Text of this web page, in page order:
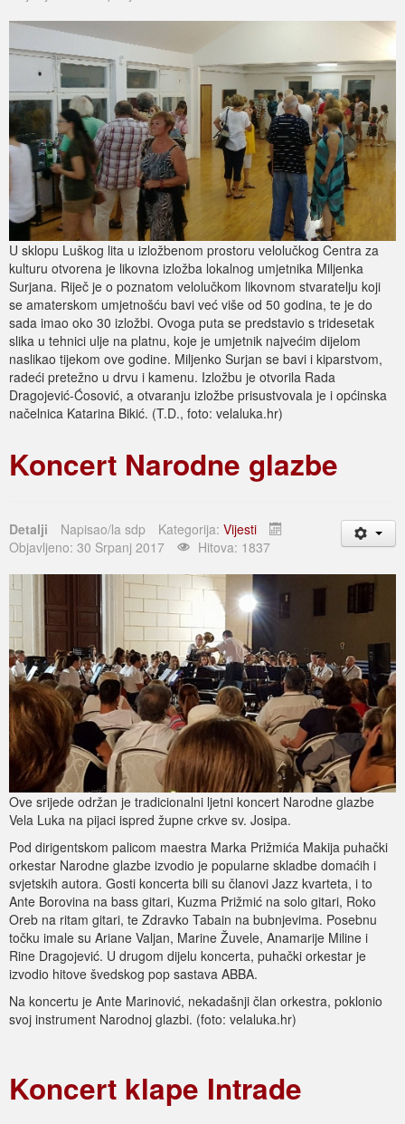
U sklopu Luškog lita u izložbenom prostoru velolučkog Centra za
kulturu otvorena je likovna izložba lokalnog umjetnika Miljenka
Surjana. Riječ je o poznatom velolučkom likovnom stvaratelju koji
se amaterskom umjetnošću bavi već više od 50 godina, te je do
sada imao oko 30 izložbi. Ovoga puta se predstavio s tridesetak
slika u tehnici ulje na platnu, koje je umjetnik najvećim dijelom
naslikao tijekom ove godine. Miljenko Surjan se bavi i kiparstvom,
radeći pretežno u drvu i kamenu. Izložbu je otvorila Rada
Dragojević-Ćosović, a otvaranju izložbe prisustvovala je i općinska
načelnica Katarina Bikić. (T.D., foto: velaluka.hr)
Koncert Narodne glazbe
Detalji Napisao/la sdp Kategorija: Vijesti
Objavljeno: 30 Srpanj 2017
Hitova: 1837
Ove srijede održan je tradicionalni ljetni koncert Narodne glazbe
Vela Luka na pijaci ispred župne crkve sv. Josipa.
Pod dirigentskom palicom maestra Marka Prižmića Makija puhački
orkestar Narodne glazbe izvodio je popularne skladbe domaćih i
svjetskih autora. Gosti koncerta bili su članovi Jazz kvarteta, i to
Ante Borovina na bass gitari, Kuzma Prižmić na solo gitari, Roko
Oreb na ritam gitari, te Zdravko Tabain na bubnjevima. Posebnu
točku imale su Ariane Valjan, Marine Žuvele, Anamarije Miline i
Rine Dragojević. U drugom dijelu koncerta, puhački orkestar je
izvodio hitove švedskog pop sastava ABBA.
Na koncertu je Ante Marinović, nekadašnji član orkestra, poklonio
svoj instrument Narodnoj glazbi. (foto: velaluka.hr)
Koncert klape Intrade